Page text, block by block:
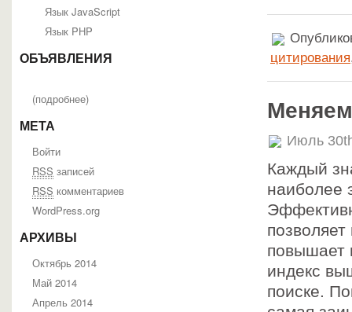
Язык JavaScript
Язык PHP
ОБЪЯВЛЕНИЯ
(подробнее)
МЕТА
Войти
RSS записей
RSS комментариев
WordPress.org
АРХИВЫ
Октябрь 2014
Май 2014
Апрель 2014
цитирования
Июль
Каждый
наиболее
повышает
индекс
поиске.